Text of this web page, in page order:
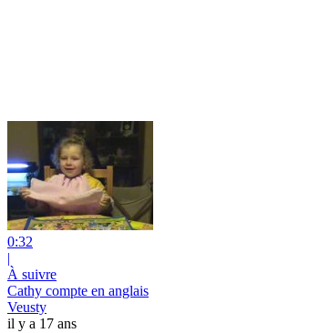
0:32
|
À suivre
Cathy compte en anglais
Veusty
il y a 17 ans